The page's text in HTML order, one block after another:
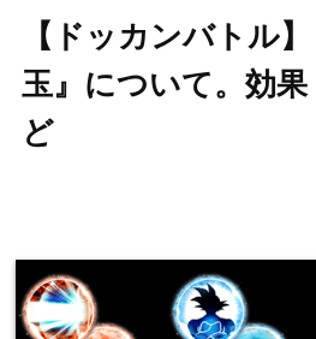
【ドッカンバトル
玉』について。効果
ど